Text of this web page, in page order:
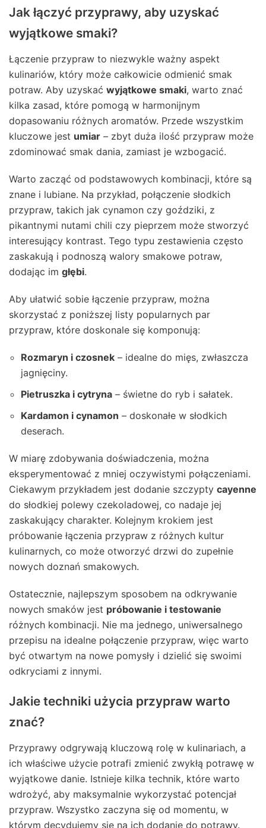
Jak łączyć przyprawy, aby uzyskać
wyjątkowe smaki?
Łączenie przypraw to niezwykle ważny aspekt
kulinariów, który może całkowicie odmienić smak
potraw. Aby uzyskać wyjątkowe smaki, warto znać
kilka zasad, które pomogą w harmonijnym
dopasowaniu różnych aromatów. Przede wszystkim
kluczowe jest umiar – zbyt duża ilość przypraw może
zdominować smak dania, zamiast je wzbogacić.
Warto zacząć od podstawowych kombinacji, które są
znane i lubiane. Na przykład, połączenie słodkich
przypraw, takich jak cynamon czy goździki, z
pikantnymi nutami chili czy pieprzem może stworzyć
interesujący kontrast. Tego typu zestawienia często
zaskakują i podnoszą walory smakowe potraw,
dodając im głębi.
Aby ułatwić sobie łączenie przypraw, można
skorzystać z poniższej listy popularnych par
przypraw, które doskonale się komponują:
Rozmaryn i czosnek – idealne do mięs, zwłaszcza
jagnięciny.
Pietruszka i cytryna – świetne do ryb i sałatek.
Kardamon i cynamon – doskonałe w słodkich
deserach.
W miarę zdobywania doświadczenia, można
eksperymentować z mniej oczywistymi połączeniami.
Ciekawym przykładem jest dodanie szczypty cayenne
do słodkiej polewy czekoladowej, co nadaje jej
zaskakujący charakter. Kolejnym krokiem jest
próbowanie łączenia przypraw z różnych kultur
kulinarnych, co może otworzyć drzwi do zupełnie
nowych doznań smakowych.
Ostatecznie, najlepszym sposobem na odkrywanie
nowych smaków jest próbowanie i testowanie
różnych kombinacji. Nie ma jednego, uniwersalnego
przepisu na idealne połączenie przypraw, więc warto
być otwartym na nowe pomysły i dzielić się swoimi
odkryciami z innymi.
Jakie techniki użycia przypraw warto
znać?
Przyprawy odgrywają kluczową rolę w kulinariach, a
ich właściwe użycie potrafi zmienić zwykłą potrawę w
wyjątkowe danie. Istnieje kilka technik, które warto
wdrożyć, aby maksymalnie wykorzystać potencjał
przypraw. Wszystko zaczyna się od momentu, w
którym decydujemy się na ich dodanie do potrawy.